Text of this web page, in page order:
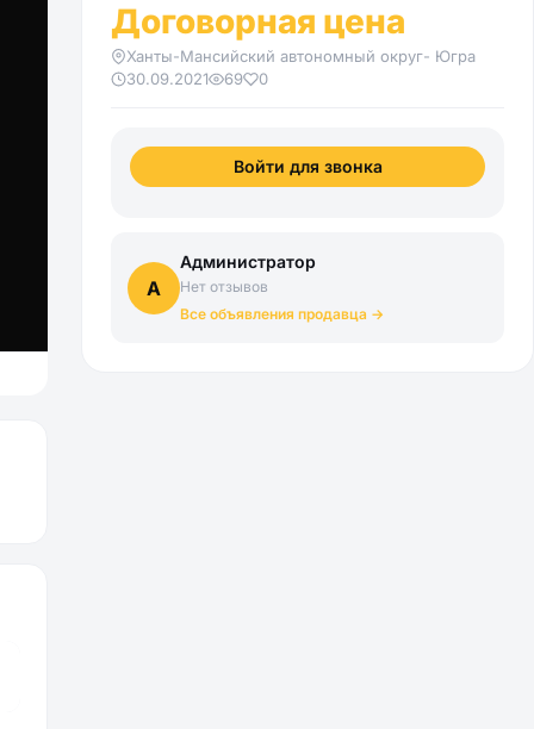
Договорная цена
Ханты-Мансийский автономный округ- Югра
30.09.2021
69 0
Войти для звонка
А
Администратор
Нет отзывов
Все объявления продавца →